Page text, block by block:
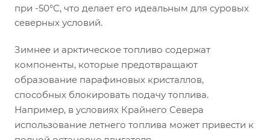
при -50°C, что делает его идеальным для суровых
северных условий.
Зимнее и арктическое топливо содержат
компоненты, которые предотвращают
образование парафиновых кристаллов,
способных блокировать подачу топлива.
Например, в условиях Крайнего Севера
использование летнего топлива может привести к